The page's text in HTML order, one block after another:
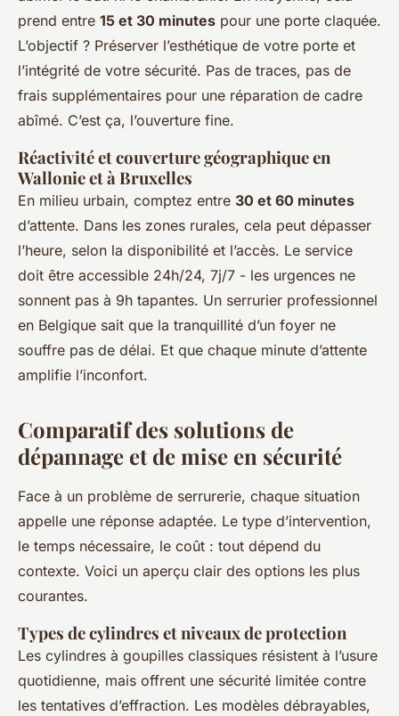
prend entre 15 et 30 minutes pour une porte claquée.
L’objectif ? Préserver l’esthétique de votre porte et
l’intégrité de votre sécurité. Pas de traces, pas de
frais supplémentaires pour une réparation de cadre
abîmé. C’est ça, l’ouverture fine.
Réactivité et couverture géographique en
Wallonie et à Bruxelles
En milieu urbain, comptez entre 30 et 60 minutes
d’attente. Dans les zones rurales, cela peut dépasser
l’heure, selon la disponibilité et l’accès. Le service
doit être accessible 24h/24, 7j/7 - les urgences ne
sonnent pas à 9h tapantes. Un serrurier professionnel
en Belgique sait que la tranquillité d’un foyer ne
souffre pas de délai. Et que chaque minute d’attente
amplifie l’inconfort.
Comparatif des solutions de
dépannage et de mise en sécurité
Face à un problème de serrurerie, chaque situation
appelle une réponse adaptée. Le type d’intervention,
le temps nécessaire, le coût : tout dépend du
contexte. Voici un aperçu clair des options les plus
courantes.
Types de cylindres et niveaux de protection
Les cylindres à goupilles classiques résistent à l’usure
quotidienne, mais offrent une sécurité limitée contre
les tentatives d’effraction. Les modèles débrayables,